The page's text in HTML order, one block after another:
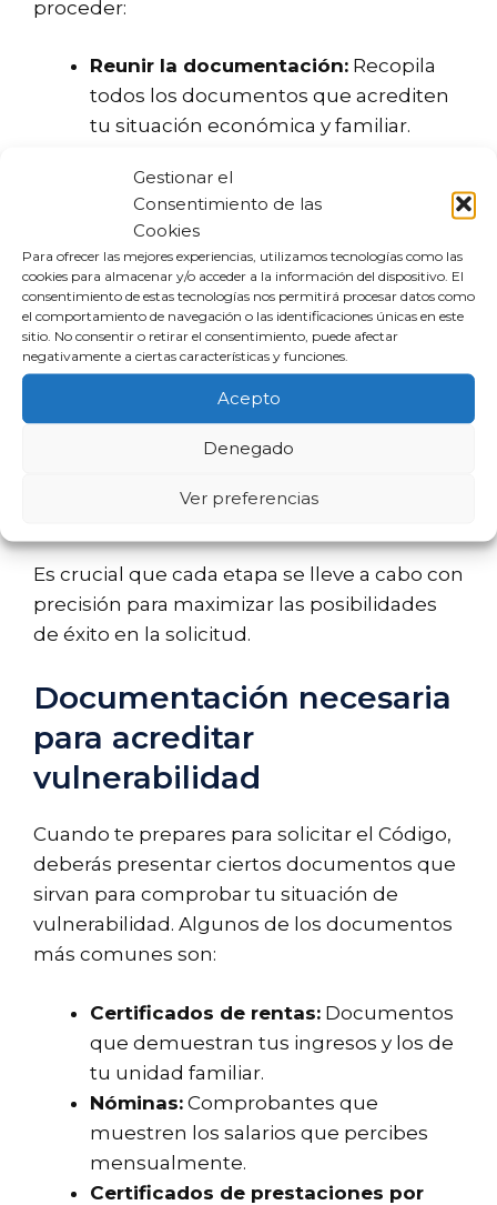
Gestionar el
Consentimiento de las
Cookies
Para ofrecer las mejores experiencias, utilizamos tecnologías como las
cookies para almacenar y/o acceder a la información del dispositivo. El
consentimiento de estas tecnologías nos permitirá procesar datos como
el comportamiento de navegación o las identificaciones únicas en este
sitio. No consentir o retirar el consentimiento, puede afectar
negativamente a ciertas características y funciones.
Acepto
Denegado
Ver preferencias
proceder:
Reunir la documentación: Recopila
todos los documentos que acrediten
tu situación económica y familiar.
la documentación, dirígete a tu
entidad financiera y presenta
Evaluación de la solicitud:La entidad
revisará tu caso para determinar si
cumples con los requisitos
establecidos en el Código.
Propuesta de reestructuración:
solicitud es aceptada, la entidad te
presentará un plan de
Es crucial que cada etapa se lleve a cabo con
precisión para maximizar las posibilidades
de éxito en la solicitud.
Documentación necesaria
para acreditar
vulnerabilidad
Cuando te prepares para solicitar el Código,
deberás presentar ciertos documentos que
sirvan para comprobar tu situación de
vulnerabilidad. Algunos de los documentos
más comunes son:
Certificados de rentas: Documentos
que demuestran tus ingresos y los de
tu unidad familiar.
Nóminas: Comprobantes que
muestren los salarios que percibes
mensualmente.
Certificados de prestaciones por